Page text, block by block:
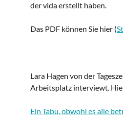
der vida erstellt haben.
Das PDF können Sie hier (
Lara Hagen von der
Arbeitsplatz interviewt.
Ein Tabu, obwohl es alle